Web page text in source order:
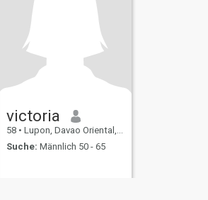
victoria
58 • Lupon, Davao Oriental, Philippinen
Suche: Männlich 50 - 65